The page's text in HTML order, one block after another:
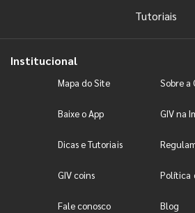
Tutoriais
Institucional
Mapa do Site Sobre a
Baixe o App GIV na
Dicas e Tutoriais
GIV coins Política
Fale conosco Blog